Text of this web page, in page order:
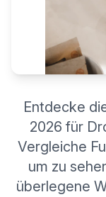
Entdecke
2026 für
Vergleiche
um zu
überlegene